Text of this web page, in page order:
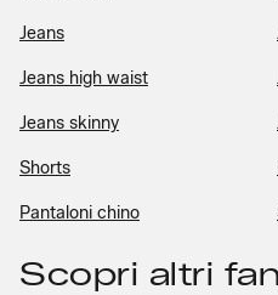
Jeans
Jeans high waist
Jeans skinny
Shorts
Pantaloni chino
Scopri altri